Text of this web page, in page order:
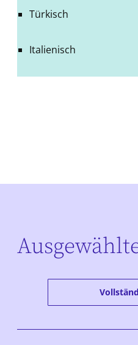
Türkisch
Italienisch